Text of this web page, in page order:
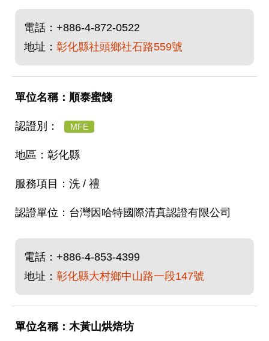
電話： +886-4-872-0522
地址： 彰化縣社頭鄉社石路559號
順泰蜜餞
MFE
彰化縣
洗 / 禮
台灣因哈特國際清真認證有限公司
電話： +886-4-853-4399
地址： 彰化縣大村鄉中山路一段147號
木黃山烘焙坊